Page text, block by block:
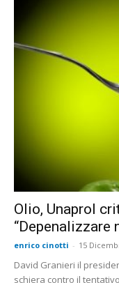
Olio, Unaprol
“Depenalizzare
enrico cinotti - 15
David Granieri il
schiera contro il